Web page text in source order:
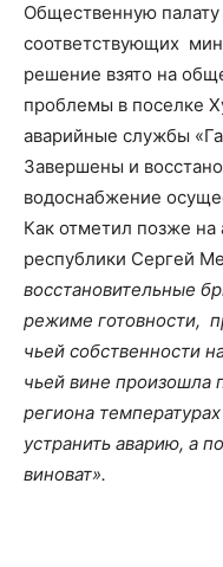
Общественную
соответствующих
решение взято на
проблемы в поселке
аварийные службы
Завершены и
водоснабжение
Как отметил позже
республики Сергей
восстановительные
режиме готовности,
чьей собственности
чьей вине произошла
региона
устранить аварию, а
виноват».